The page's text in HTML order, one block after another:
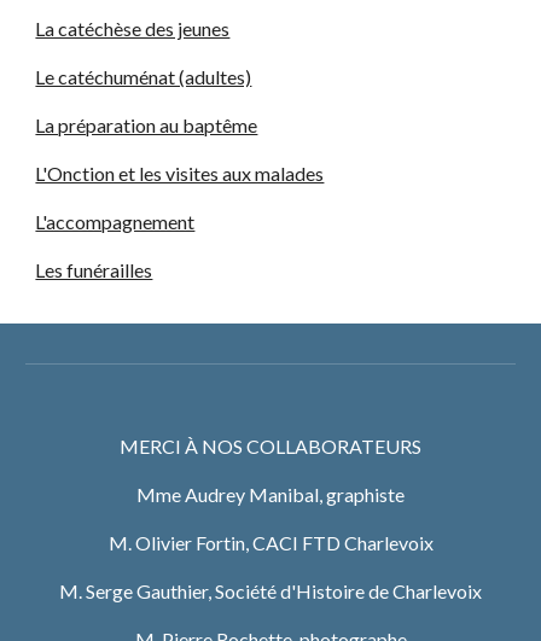
La catéchèse des jeunes
Le catéchuménat (adultes)
La préparation au baptême
L'Onction et les visites aux malades
L'accompagnement
Les funérailles
MERCI À NOS COLLABORATEURS
Mme Audrey Manibal, graphiste
M. Olivier Fortin, CACI FTD Charlevoix
M. Serge Gauthier, Société d'Histoire de Charlevoix